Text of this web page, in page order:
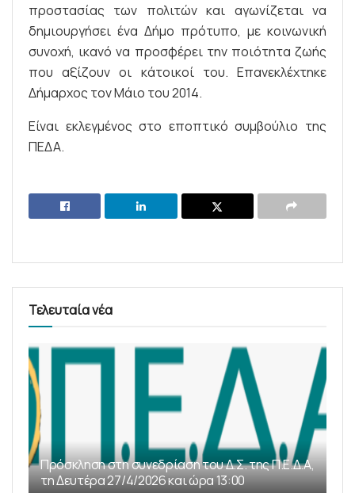
προστασίας των πολιτών και αγωνίζεται να
δημιουργήσει ένα Δήμο πρότυπο, με κοινωνική
συνοχή, ικανό να προσφέρει την ποιότητα ζωής
που αξίζουν οι κάτοικοί του. Επανεκλέχτηκε
Δήμαρχος τον Μάιο του 2014.
Είναι εκλεγμένος στο εποπτικό συμβούλιο της
ΠΕΔΑ.
Τελευταία νέα
Πρόσκληση στη συνεδρίαση του Δ.Σ. της Π.Ε.Δ.Α,
τη Δευτέρα 27/4/2026 και ώρα 13:00